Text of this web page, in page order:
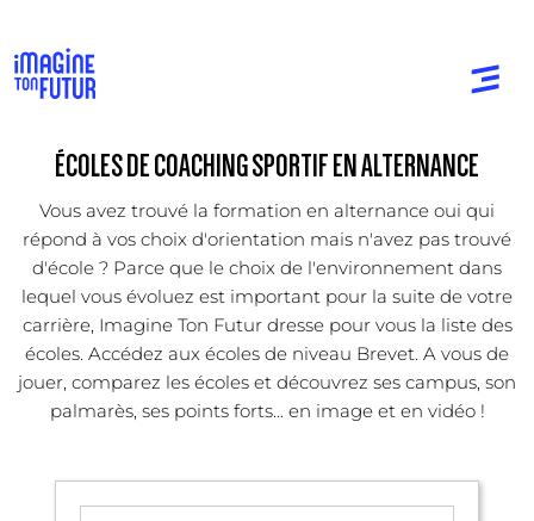
ÉCOLES DE COACHING SPORTIF EN ALTERNANCE
Vous avez trouvé la formation en alternance oui qui
répond à vos choix d'orientation mais n'avez pas trouvé
d'école ? Parce que le choix de l'environnement dans
lequel vous évoluez est important pour la suite de votre
carrière, Imagine Ton Futur dresse pour vous la liste des
écoles. Accédez aux écoles de niveau Brevet. A vous de
jouer, comparez les écoles et découvrez ses campus, son
palmarès, ses points forts... en image et en vidéo !